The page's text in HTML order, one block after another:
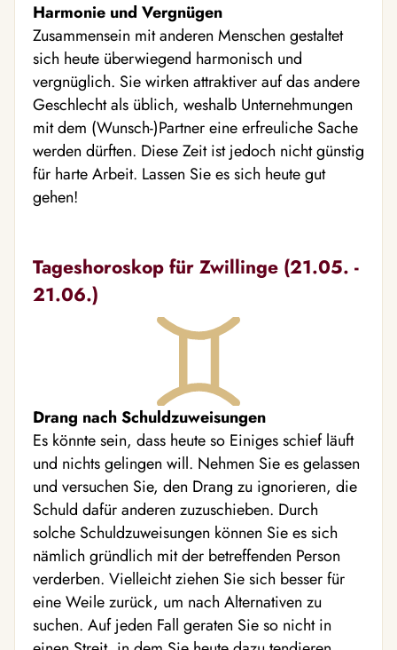
Harmonie und Vergnügen
Zusammensein mit anderen Menschen gestaltet
sich heute überwiegend harmonisch und
vergnüglich. Sie wirken attraktiver auf das andere
Geschlecht als üblich, weshalb Unternehmungen
mit dem (Wunsch-)Partner eine erfreuliche Sache
werden dürften. Diese Zeit ist jedoch nicht günstig
für harte Arbeit. Lassen Sie es sich heute gut
gehen!
Tageshoroskop für Zwillinge (21.05. -
21.06.)
Drang nach Schuldzuweisungen
Es könnte sein, dass heute so Einiges schief läuft
und nichts gelingen will. Nehmen Sie es gelassen
und versuchen Sie, den Drang zu ignorieren, die
Schuld dafür anderen zuzuschieben. Durch
solche Schuldzuweisungen können Sie es sich
nämlich gründlich mit der betreffenden Person
verderben. Vielleicht ziehen Sie sich besser für
eine Weile zurück, um nach Alternativen zu
suchen. Auf jeden Fall geraten Sie so nicht in